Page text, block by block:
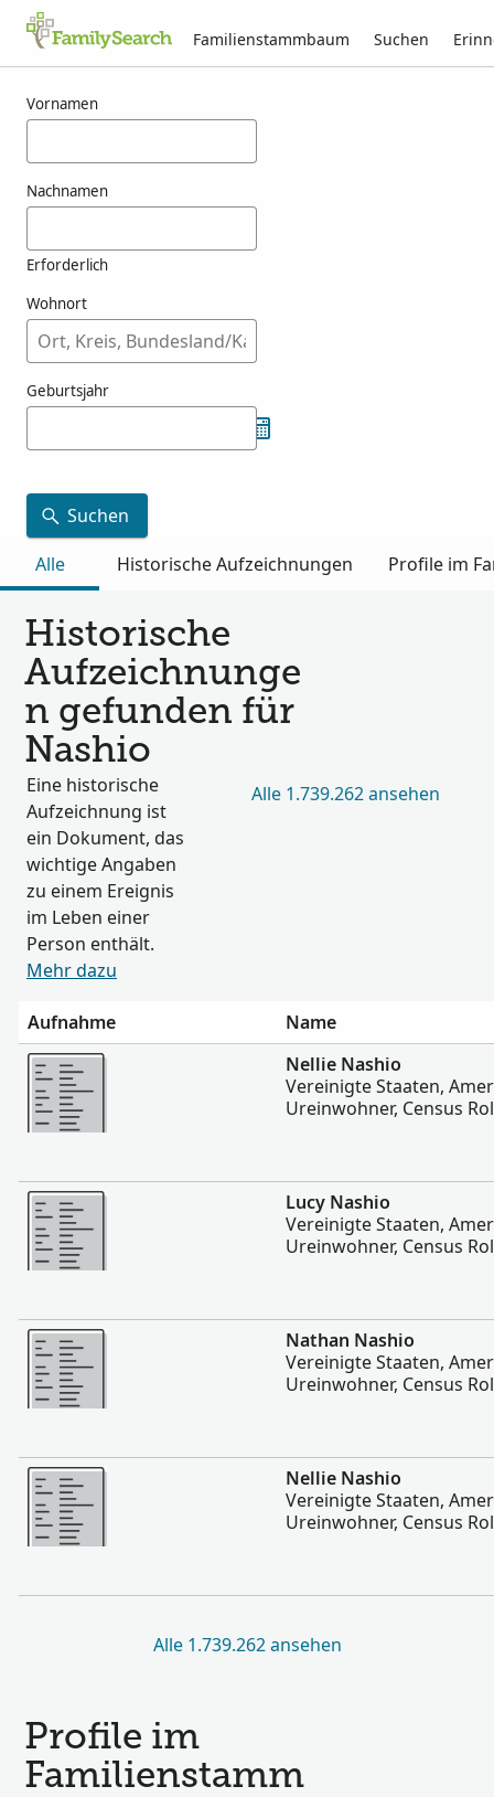
Familienstammbaum Suchen
Vornamen
Nachnamen
Erforderlich
Wohnort
Geburtsjahr
Suchen
Alle
Historische Aufzeichnungen Profile im
Historische
Aufzeichnunge
n gefunden für
Nashio
Eine historische
Aufzeichnung ist
ein Dokument, das
wichtige Angaben
zu einem Ereignis
im Leben einer
Person enthält.
Mehr dazu
Alle 1.739.262 ansehen
Aufnahme
Name
Mehr
Nellie Nashio
Vereinigte Staaten,
Ureinwohner, Census
Mehr
Lucy Nashio
Vereinigte Staaten,
Ureinwohner, Census
Mehr
Nathan Nashio
Vereinigte Staaten,
Ureinwohner, Census
Mehr
Nellie Nashio
Vereinigte Staaten,
Ureinwohner, Census
Alle 1.739.262 ansehen
Profile im
Familienstamm